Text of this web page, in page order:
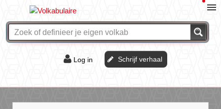
Log in Schrijf verhaal